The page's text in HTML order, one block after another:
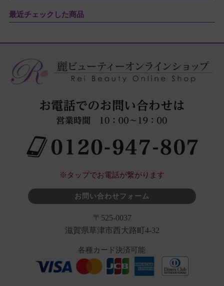
最近チェックした商品
※タップでお電話が繋がります
お問い合わせフォーム
〒525-0037
滋賀県草津市西大路町4-32
各種カード決済可能